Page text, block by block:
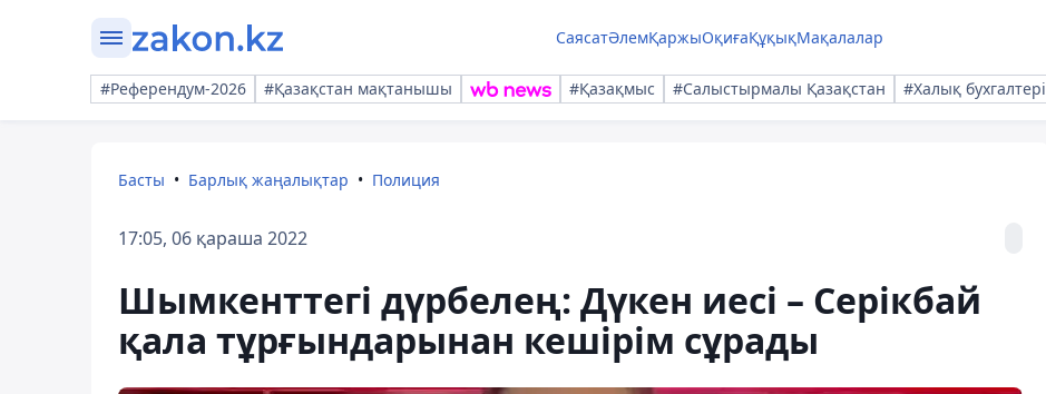
СаясатӘлемҚаржыОқиғаҚұқықМақалалар
#Референдум-2026 #Қазақстан мақтанышы #Қазақмыс #Салыстырмалы Қазақстан #Халық бухгалтері
Басты Барлық жаңалықтар Полиция
17:05, 06 қараша 2022
Шымкенттегі дүрбелең: Дүкен иесі – Серікбай
қала тұрғындарынан кешірім сұрады